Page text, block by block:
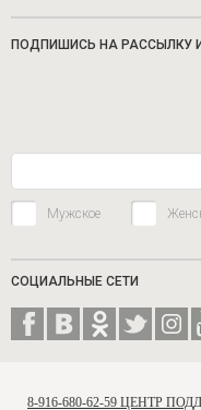
ПОДПИШИСЬ НА РАССЫЛКУ
Мужское
СОЦИАЛЬНЫЕ СЕТИ
8-916-680-62-59 ЦЕНТР